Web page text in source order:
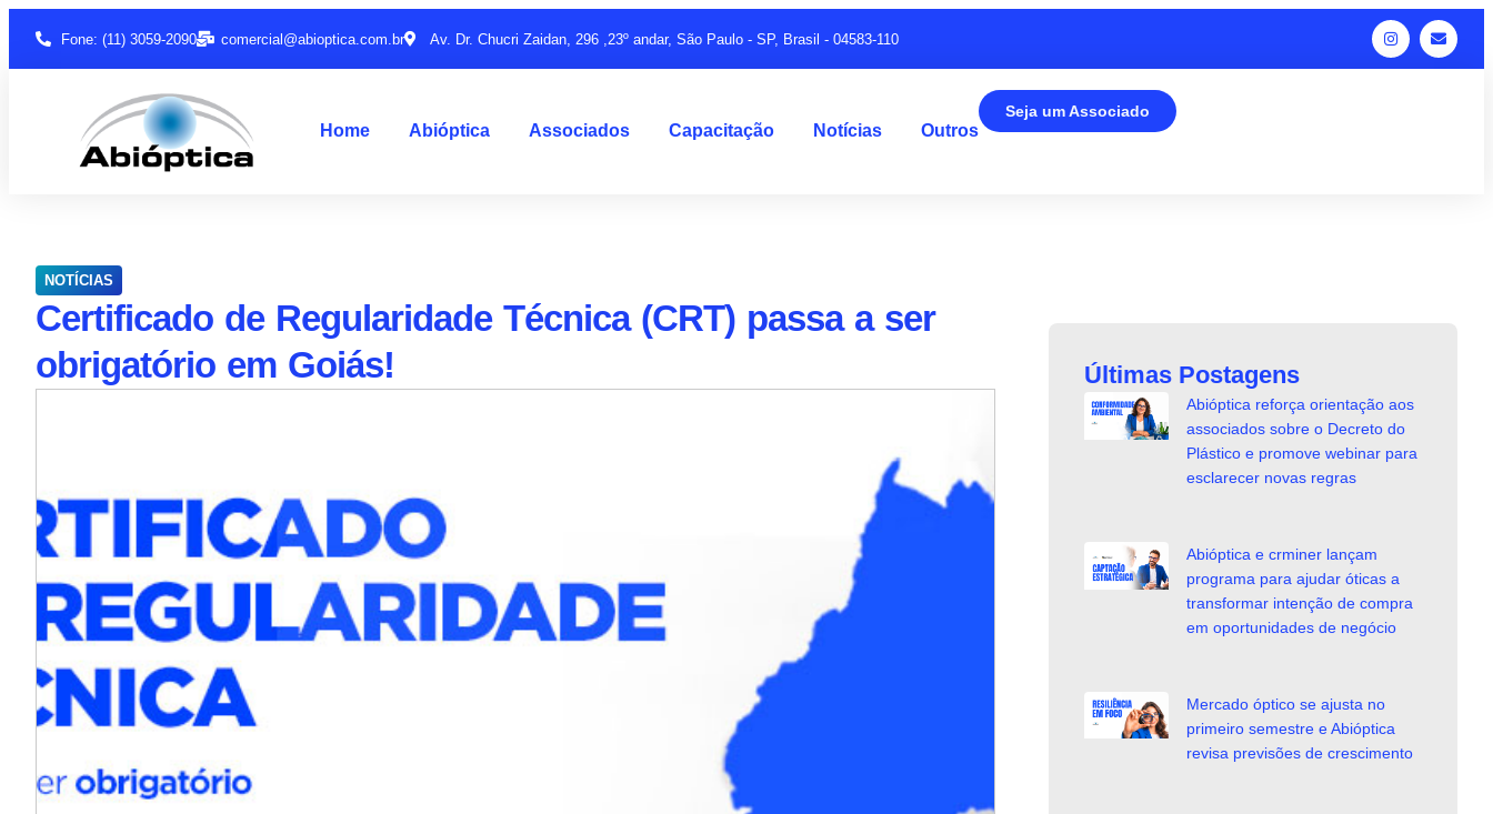
Fone: (11) 3059-2090 comercial@abioptica.com.br Av. Dr. Chucri Zaidan, 296 ,23º andar, São Paulo - SP, Brasil - 04583-110
Home Abióptica Associados Capacitação Notícias Outros
Seja um Associado
NOTÍCIAS
Certificado de Regularidade Técnica (CRT) passa a ser
obrigatório em Goiás!
Últimas Postagens
Abióptica reforça orientação aos
associados sobre o Decreto do
Plástico e promove webinar para
esclarecer novas regras
Abióptica e crminer lançam
programa para ajudar óticas a
transformar intenção de compra
em oportunidades de negócio
Mercado óptico se ajusta no
primeiro semestre e Abióptica
revisa previsões de crescimento